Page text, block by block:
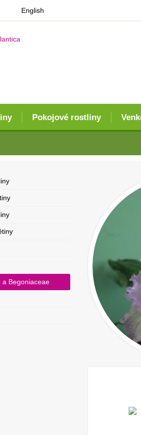
Pokojové rostliny
English
a Begoniaceae